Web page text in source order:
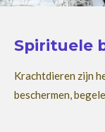
Spirituele
Krachtdieren zijn
beschermen,